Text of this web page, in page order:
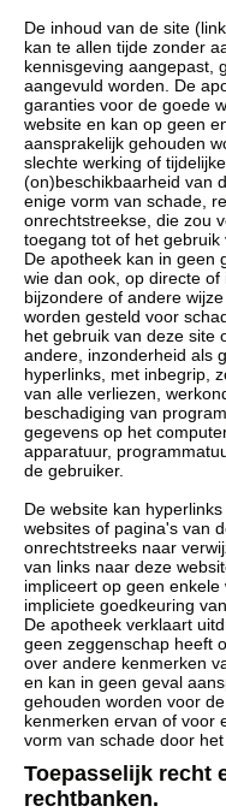
De inhoud van de site
kan te allen tijde zonder
kennisgeving aangepast,
aangevuld worden. De
garanties voor de goede
website en kan op geen
aansprakelijk gehouden
slechte werking of tijdelijke
(on)beschikbaarheid van
enige vorm van schade,
onrechtstreekse, die zou
toegang tot of het gebruik
De apotheek kan in geen
wie dan ook, op directe of
bijzondere of andere
worden gesteld voor
het gebruik van deze site
andere, inzonderheid als
hyperlinks, met inbegrip,
van alle verliezen,
beschadiging van
gegevens op het
apparatuur,
de gebruiker.
De website kan
websites of pagina's van
onrechtstreeks naar
van links naar deze
impliceert op geen enkele
impliciete goedkeuring
De apotheek verklaart
geen zeggenschap heeft
over andere kenmerken
en kan in geen geval
gehouden worden voor
kenmerken ervan of voor
vorm van schade door het
Toepasselijk recht
rechtbanken.